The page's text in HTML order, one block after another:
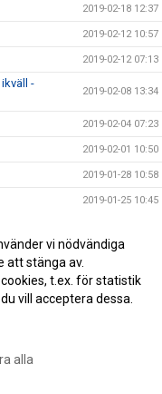
2019-02-18 12:37
2019-02-12 10:57
2019-02-12 07:13
-
2019-02-08 13:34
2019-02-04 07:23
2019-02-01 10:50
2019-01-28 10:58
2019-01-25 10:45
2019-01-20 20:47
2019-01-18 20:19
2019-01-11 12:21
vi nödvändiga
att stänga av.
t.ex. för statistik
vill acceptera dessa.
alla